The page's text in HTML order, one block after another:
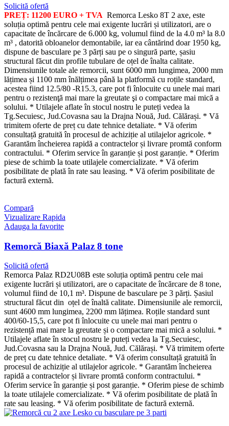
Solicită ofertă
PREȚ: 11200 EURO + TVA Remorca Lesko 8T 2 axe, este
soluția optimă pentru cele mai exigente lucrări și utilizatori, are o
capacitate de încărcare de 6.000 kg, volumul fiind de la 4.0 m³ la 8.0
m³ , datorită obloanelor demontabile, iar ea cântărind doar 1950 kg,
dispune de basculare pe 3 părți sau pe o singură parte, șasiu
structural făcut din profile tubulare de oțel de înalta calitate.
Dimensiunile totale ale remorcii, sunt 6000 mm lungimea, 2000 mm
lățimea și 1100 mm înălțimea până la platformă cu roțile standard,
acestea fiind 12.5/80 -R15.3, care pot fi înlocuite cu unele mai mari
pentru o rezistenţă mai mare la greutate şi o compactare mai mică a
solului. * Utilajele aflate în stocul nostru le puteți vedea la
Tg.Secuiesc, Jud.Covasna sau la Drajna Nouă, Jud. Călărași. * Vă
trimitem oferte de preț cu date tehnice detaliate. * Vă oferim
consultață gratuită în procesul de achiziție al utilajelor agricole. *
Garantăm încheierea rapidă a contractelor și livrare promtă conform
contractului. * Oferim service în garanție și post garanție. * Oferim
piese de schimb la toate utilajele comercializate. * Vă oferim
posibilitate de plată în rate sau leasing. * Vă oferim posibilitate de
factură externă.
Compară
Vizualizare Rapida
Adauga la favorite
Remorcă Biaxă Palaz 8 tone
Solicită ofertă
Remorca Palaz RD2U08B este soluția optimă pentru cele mai
exigente lucrări și utilizatori, are o capacitate de încărcare de 8 tone,
volumul fiind de 10,1 m³. Dispune de basculare pe 3 părți. Șasiul
structural făcut din oțel de înaltă calitate. Dimensiunile ale remorcii,
sunt 4600 mm lungimea, 2200 mm lățimea. Roțile standard sunt
400/60-15,5, care pot fi înlocuite cu unele mai mari pentru o
rezistență mai mare la greutate și o compactare mai mică a solului. *
Utilajele aflate în stocul nostru le puteți vedea la Tg.Secuiesc,
Jud.Covasna sau la Drajna Nouă, Jud. Călărași. * Vă trimitem oferte
de preț cu date tehnice detaliate. * Vă oferim consultață gratuită în
procesul de achiziție al utilajelor agricole. * Garantăm încheierea
rapidă a contractelor și livrare promtă conform contractului. *
Oferim service în garanție și post garanție. * Oferim piese de schimb
la toate utilajele comercializate. * Vă oferim posibilitate de plată în
rate sau leasing. * Vă oferim posibilitate de factură externă.